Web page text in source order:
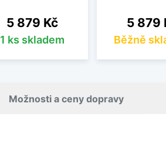
Cena
5 879 Kč
1 ks skladem
Cena
5 879
Běžně
Možnosti a ceny dopravy